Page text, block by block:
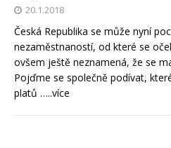
20.1.2018
Česká Republika se může nyní
nezaměstnaností, od které se
ovšem ještě neznamená, že se
Pojďme se společně podívat,
platů …..více